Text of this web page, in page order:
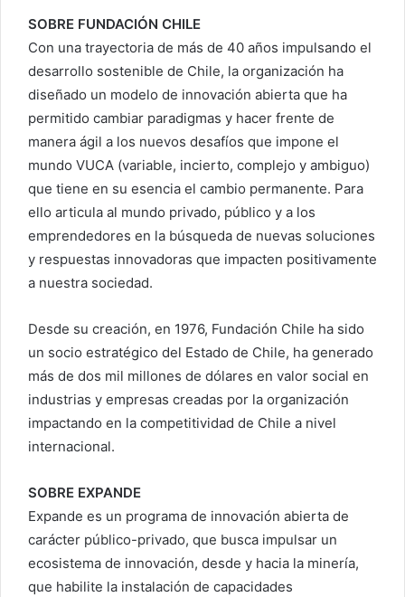
SOBRE FUNDACIÓN CHILE
Con una trayectoria de más de 40 años impulsando el
desarrollo sostenible de Chile, la organización ha
diseñado un modelo de innovación abierta que ha
permitido cambiar paradigmas y hacer frente de
manera ágil a los nuevos desafíos que impone el
mundo VUCA (variable, incierto, complejo y ambiguo)
que tiene en su esencia el cambio permanente. Para
ello articula al mundo privado, público y a los
emprendedores en la búsqueda de nuevas soluciones
y respuestas innovadoras que impacten positivamente
a nuestra sociedad.
Desde su creación, en 1976, Fundación Chile ha sido
un socio estratégico del Estado de Chile, ha generado
más de dos mil millones de dólares en valor social en
industrias y empresas creadas por la organización
impactando en la competitividad de Chile a nivel
internacional.
SOBRE EXPANDE
Expande es un programa de innovación abierta de
carácter público-privado, que busca impulsar un
ecosistema de innovación, desde y hacia la minería,
que habilite la instalación de capacidades